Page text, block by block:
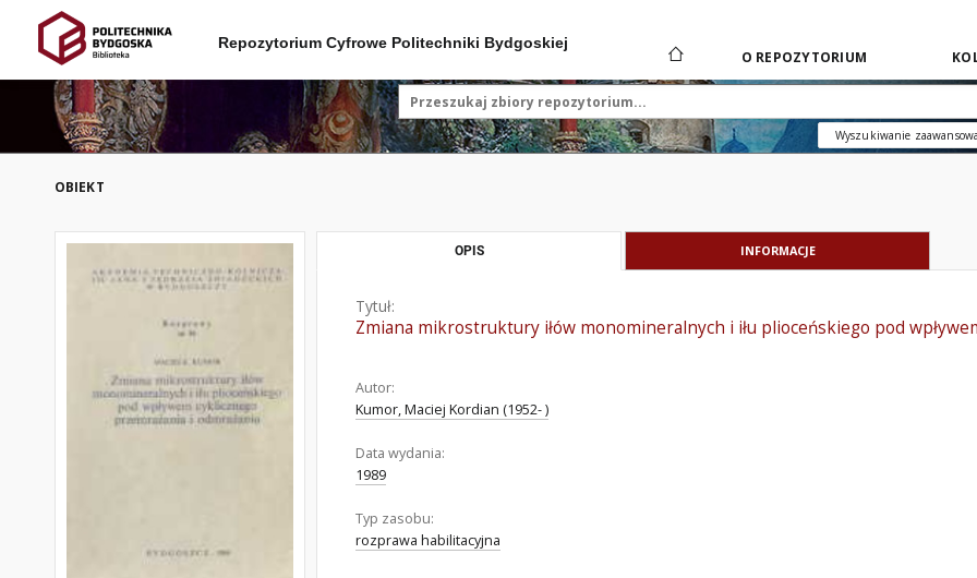
Repozytorium Cyfrowe Politechniki Bydgoskiej
O REPOZYTORIUM
Wyszukiwanie
OBIEKT
OPIS INFORMACJE
Tytuł:
Zmiana mikrostruktury iłów monomineralnych i iłu plioceńskiego pod
Autor:
Kumor, Maciej Kordian (1952- )
Data wydania:
1989
Typ zasobu:
rozprawa habilitacyjna